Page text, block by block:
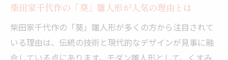
柴田家千代作の「葵」雛人形が人気の理由とは
柴田家千代作の「葵」雛人形が多くの方から注目されて
いる理由は、伝統の技術と現代的なデザインが見事に融
合している点にあります。モダン雛人形として、くすみ